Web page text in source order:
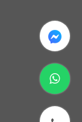
whatsapp
messenger
phone